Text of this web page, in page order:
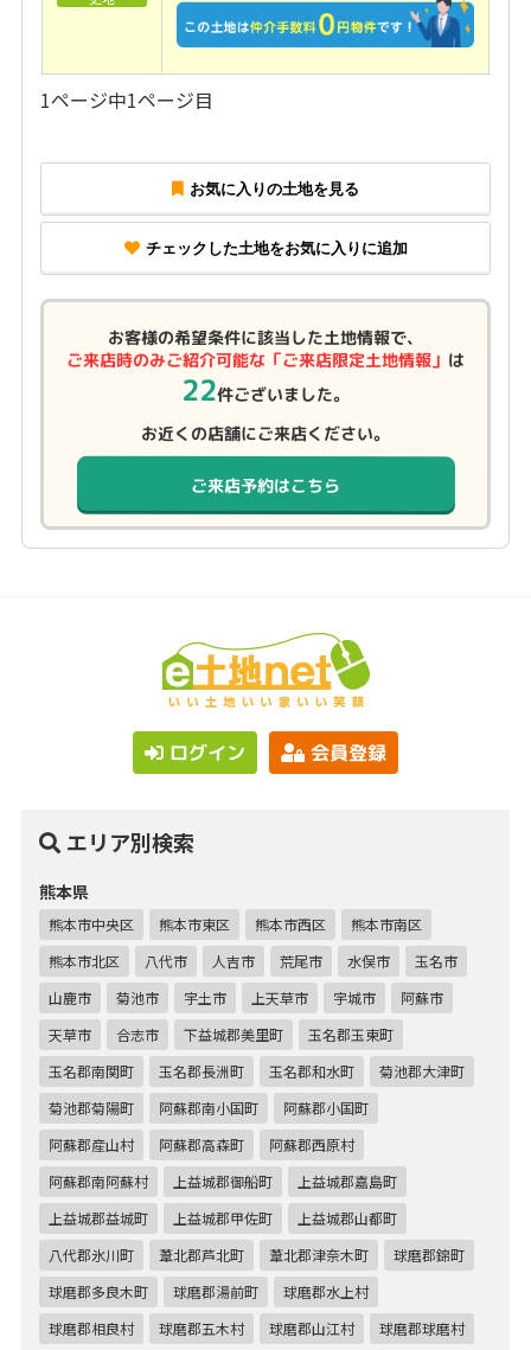
1ページ中1ページ目
お気に入りの土地を見る
チェックした土地をお気に入りに追加
お客様の希望条件に該当した土地情報で、
ご来店時のみご紹介可能な「ご来店限定土地情報」 は
22件ございました。
お近くの店舗にご来店ください。
ご来店予約はこちら
ログイン 会員登録
エリア別検索
熊本県
熊本市中央区 熊本市東区 熊本市西区
熊本市南区
熊本市北区
八代市 人吉市 荒尾市 水俣市
玉名市
山鹿市
菊池市 宇土市 上天草市 宇城市
阿蘇市
天草市
合志市 下益城郡美里町
玉名郡玉東町
玉名郡南関町
玉名郡長洲町 玉名郡和水町
菊池郡大津町
菊池郡菊陽町
阿蘇郡南小国町
阿蘇郡小国町
阿蘇郡産山村
阿蘇郡高森町
阿蘇郡西原村
阿蘇郡南阿蘇村
上益城郡御船町
上益城郡嘉島町
上益城郡益城町
上益城郡甲佐町
上益城郡山都町
八代郡氷川町
葦北郡芦北町 葦北郡津奈木町
球磨郡錦町
球磨郡多良木町
球磨郡湯前町
球磨郡水上村
球磨郡相良村
球磨郡五木村 球磨郡山江村 球磨郡球磨村